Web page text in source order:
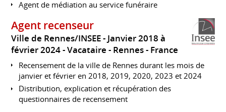
Agent de médiation au service funéraire
Agent recenseur
Ville de Rennes/INSEE
Janvier 2018 à
février 2024 Vacataire Rennes France
Recensement de la ville de Rennes durant les mois de
janvier et février en 2018, 2019, 2020, 2023 et 2024
Distribution, explication et récupération des
questionnaires de recensement